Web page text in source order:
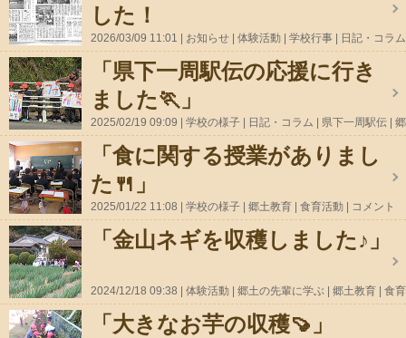
した！
2026/03/09 11:01 お知らせ 体験活動 学校行事
日記・コラム
郷土の先輩に学ぶ
郷土教育 食育活動 コメント(0)
「県下一周駅伝の応援に行き
ました🏃」
2025/02/19 09:09 学校の様子 日記・コラム 県下一周駅伝
郷
土の先輩に学ぶ
郷土教育 コメント(0)
「食に関する授業がありまし
た🍴」
2025/01/22 11:08 学校の様子 郷土教育 食育活動
コメント
(0)
「金山ネギを収穫しました♪」
2024/12/18 09:38 体験活動 郷土の先輩に学ぶ 郷土教育
食育
活動
コメント(1)
「大きなお芋の収穫🍠」